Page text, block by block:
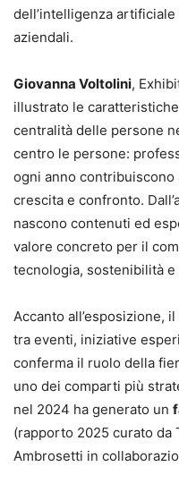
dell’intelligenza
aziendali.
Giovanna Voltolini,
illustrato le
centralità delle persone
centro le persone:
ogni anno
crescita e confronto.
nascono contenuti ed
valore concreto per il
tecnologia, sostenibilità
Accanto all’esposizione,
tra eventi, iniziative
conferma il ruolo della
uno dei comparti più
nel 2024 ha generato un
(rapporto 2025 curato da
Ambrosetti in